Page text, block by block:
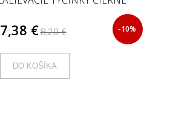
7,38 €8,20 € -10%
DO KOŠÍKA